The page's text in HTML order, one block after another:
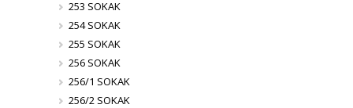
253 SOKAK
254 SOKAK
255 SOKAK
256 SOKAK
256/1 SOKAK
256/2 SOKAK